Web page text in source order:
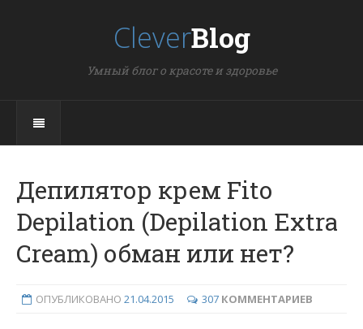
CleverBlog
Умный блог о красоте и здоровье
Депилятор крем Fito
Depilation (Depilation Extra
Cream) обман или нет?
ОПУБЛИКОВАНО 21.04.2015 307 КОММЕНТАРИЕВ